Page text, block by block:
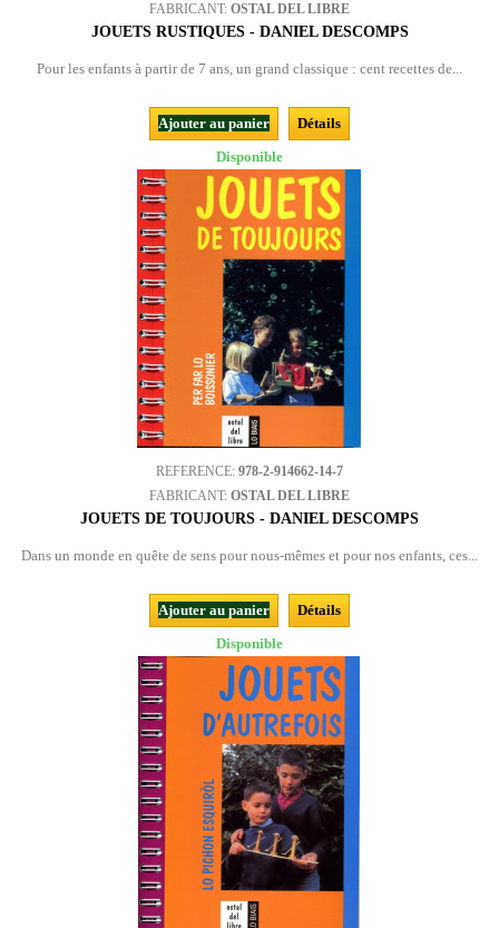
FABRICANT: OSTAL DEL LIBRE
JOUETS RUSTIQUES - DANIEL DESCOMPS
Pour les enfants à partir de 7 ans, un grand classique : cent recettes de...
Ajouter au panier
Détails
Disponible
REFERENCE: 978-2-914662-14-7
FABRICANT: OSTAL DEL LIBRE
JOUETS DE TOUJOURS - DANIEL DESCOMPS
Dans un monde en quête de sens pour nous-mêmes et pour nos enfants, ces...
Ajouter au panier
Détails
Disponible